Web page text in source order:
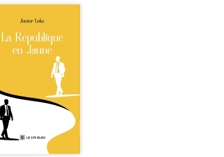
la naissance de
de races différentes
l’ordre établi :
est Noir et Junior est
bien que nés d’un
de Noirs. Très vite,
attire les médias
et transforme
blanc en une figure
sacrée, investie,
certains, d’une mission
Cependant, sous
couvert de ...